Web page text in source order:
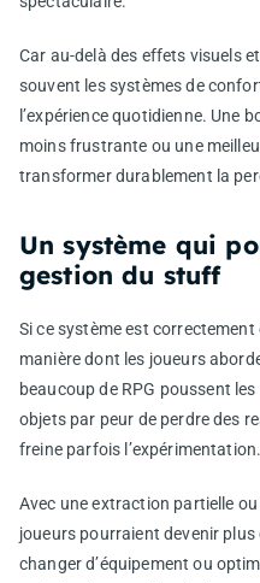
Car au-delà des effets visuels
souvent les systèmes de
l’expérience quotidienne. Une
moins frustrante ou une
transformer durablement la
Un système qui
gestion du stuff
Si ce système est
manière dont les joueurs
beaucoup de RPG poussent
objets par peur de perdre des
freine parfois l’expérimentation.
Avec une extraction partielle
joueurs pourraient devenir
changer d’équipement ou